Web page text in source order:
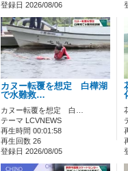
登録日 2026/08/06
カヌー転覆を想定 白樺湖
で水難救…
カヌー転覆を想定 白…
テーマ LCVNEWS
再生時間 00:01:58
再生回数 26
登録日 2026/08/05